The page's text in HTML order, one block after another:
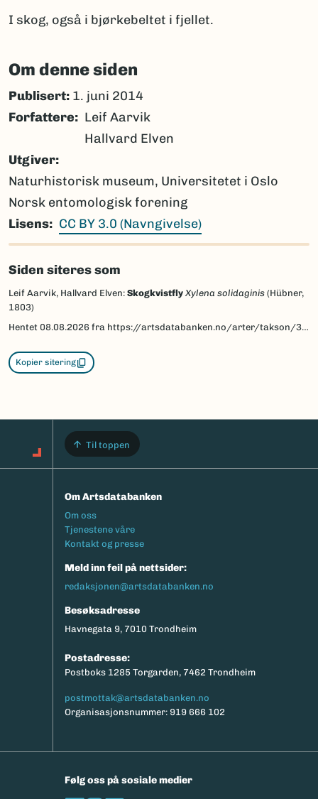
I skog, også i bjørkebeltet i fjellet.
Om denne siden
Publisert: 1. juni 2014
Forfattere
Leif Aarvik
Hallvard Elven
Utgiver
Naturhistorisk museum, Universitetet i Oslo
Norsk entomologisk forening
Lisens
CC BY 3.0 (Navngivelse)
Siden siteres som
Leif Aarvik, Hallvard Elven: Skogkvistfly Xylena solidaginis (Hübner,
1803)
Hentet 08.08.2026 fra https://artsdatabanken.no/arter/takson/30793/beskrivelse
Kopier sitering
Til toppen
Om Artsdatabanken
Footermeny
Om oss
Tjenestene våre
Kontakt og presse
Meld inn feil på nettsider:
redaksjonen@artsdatabanken.no
Besøksadresse
Havnegata 9, 7010 Trondheim
Postadresse:
Postboks 1285 Torgarden, 7462 Trondheim
postmottak@artsdatabanken.no
Organisasjonsnummer: 919 666 102
Følg oss på sosiale medier